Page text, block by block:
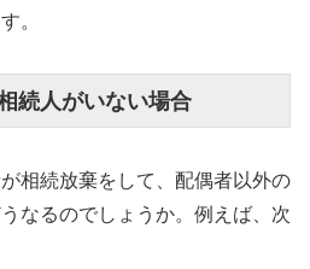
。
続人がいない場合
相続放棄をして、配偶者以外の
なるのでしょうか。例えば、次